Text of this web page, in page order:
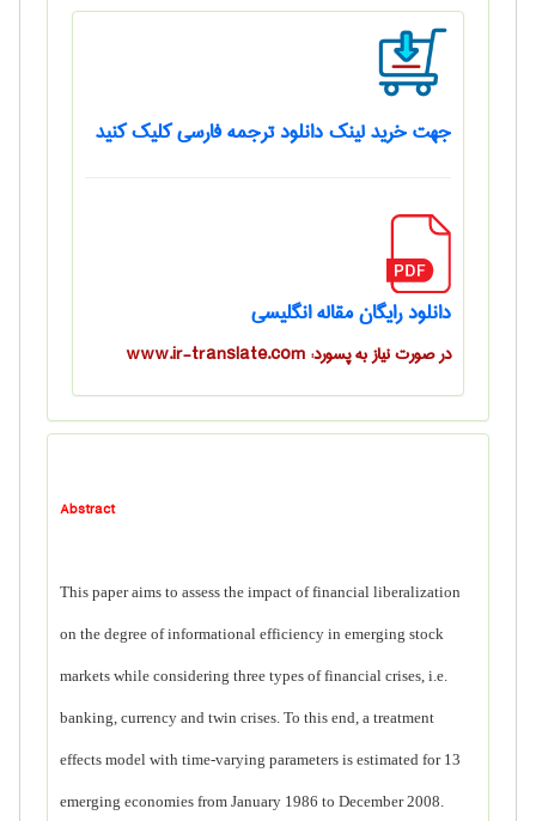
جهت خرید لینک دانلود ترجمه فارسی کلیک کنید
دانلود رایگان مقاله انگلیسی
در صورت نیاز به پسورد: www.ir-translate.com
Abstract
This paper aims to assess the impact of financial liberalization
on the degree of informational efficiency in emerging stock
markets while considering three types of financial crises, i.e.
banking, currency and twin crises. To this end, a treatment
effects model with time-varying parameters is estimated for 13
emerging economies from January 1986 to December 2008.